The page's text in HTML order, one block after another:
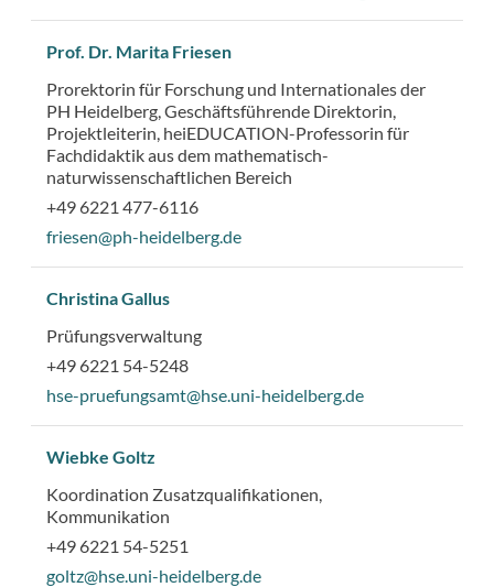
Prof. Dr. Marita Friesen
Prorektorin für Forschung und Internationales der
PH Heidelberg, Geschäftsführende Direktorin,
Projektleiterin, heiEDUCATION-Professorin für
Fachdidaktik aus dem mathematisch-
naturwissenschaftlichen Bereich
+49 6221 477-6116
friesen@ph-heidelberg.de
Christina Gallus
Prüfungsverwaltung
+49 6221 54-5248
hse-pruefungsamt@hse.uni-heidelberg.de
Wiebke Goltz
Koordination Zusatzqualifikationen,
Kommunikation
+49 6221 54-5251
goltz@hse.uni-heidelberg.de